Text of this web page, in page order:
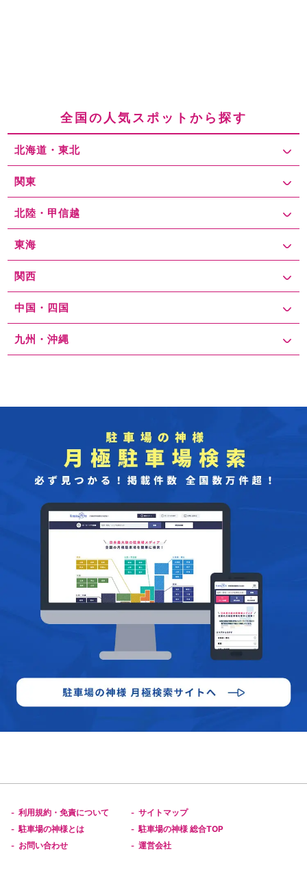
全国の人気スポットから探す
北海道・東北
関東
北陸・甲信越
東海
関西
中国・四国
九州・沖縄
- 利用規約・免責について - サイトマップ
- 駐車場の神様とは - 駐車場の神様 総合TOP
- お問い合わせ - 運営会社